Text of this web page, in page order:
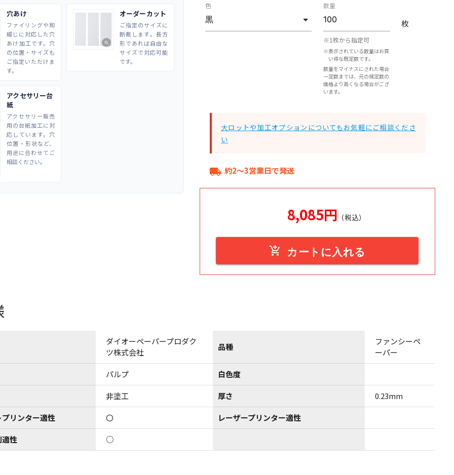
穴あけ
ファイリングや和
綴じに対応した穴
あけ加工です。穴
の位置・サイズも
ご指定いただけま
す。
zoom_in
オーダーカット
ご指定のサイズに
断裁します。長方
形であれば自由な
サイズで対応可能
です。
アクセサリー台
紙
アクセサリー販売
用の台紙加工に対
応しています。穴
位置・形状など、
用途に合わせてご
相談ください。
色 数量
※1枚から指定可
※表示されている数量はお買
い得な既定数です。
数量をマイナスにされた場合
一定数までは、元の規定数の
価格より高くなる場合がござ
います。
枚
大ロットや加工オプションについてもお気軽にご相談くださ
い
local_shipping 約2～3営業日で発送
8,085円 （税込）
add_shopping_cart カートに入れる
ダイオーペーパープロダク
ツ株式会社
品種
ファンシーペ
ーパー
パルプ 白色度
非塗工 厚さ 0.23mm
リンター適性 〇 レーザープリンター適性
性 ○